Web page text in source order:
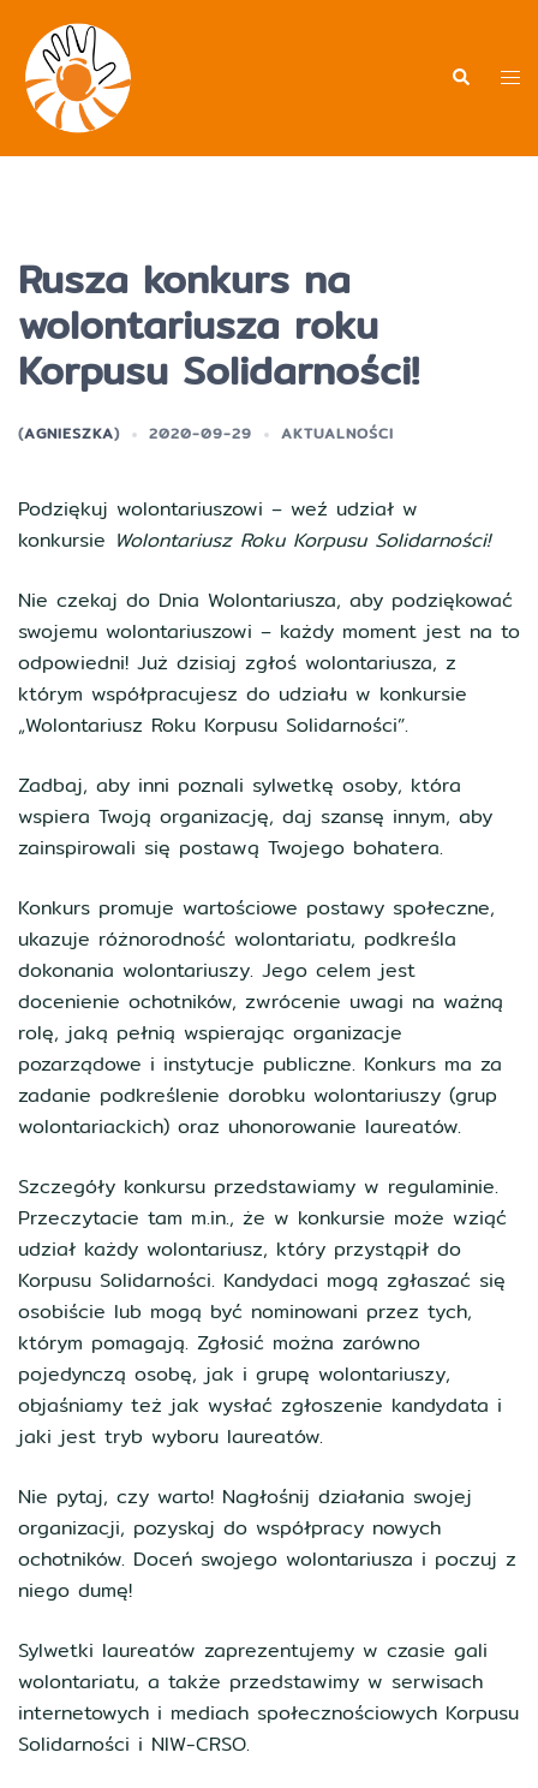
treści
Rusza konkurs na
wolontariusza roku
Korpusu Solidarności!
(AGNIESZKA) 2020-09-29 AKTUALNOŚCI
Podziękuj wolontariuszowi – weź udział w
konkursie Wolontariusz Roku Korpusu Solidarności!
Nie czekaj do Dnia Wolontariusza, aby podziękować
swojemu wolontariuszowi – każdy moment jest na to
odpowiedni! Już dzisiaj zgłoś wolontariusza, z
którym współpracujesz do udziału w konkursie
„Wolontariusz Roku Korpusu Solidarności”.
Zadbaj, aby inni poznali sylwetkę osoby, która
wspiera Twoją organizację, daj szansę innym, aby
zainspirowali się postawą Twojego bohatera.
Konkurs promuje wartościowe postawy społeczne,
ukazuje różnorodność wolontariatu, podkreśla
dokonania wolontariuszy. Jego celem jest
docenienie ochotników, zwrócenie uwagi na ważną
rolę, jaką pełnią wspierając organizacje
pozarządowe i instytucje publiczne. Konkurs ma za
zadanie podkreślenie dorobku wolontariuszy (grup
wolontariackich) oraz uhonorowanie laureatów.
Szczegóły konkursu przedstawiamy w regulaminie.
Przeczytacie tam m.in., że w konkursie może wziąć
udział każdy wolontariusz, który przystąpił do
Korpusu Solidarności. Kandydaci mogą zgłaszać się
osobiście lub mogą być nominowani przez tych,
którym pomagają. Zgłosić można zarówno
pojedynczą osobę, jak i grupę wolontariuszy,
objaśniamy też jak wysłać zgłoszenie kandydata i
jaki jest tryb wyboru laureatów.
Nie pytaj, czy warto! Nagłośnij działania swojej
organizacji, pozyskaj do współpracy nowych
ochotników. Doceń swojego wolontariusza i poczuj z
niego dumę!
Sylwetki laureatów zaprezentujemy w czasie gali
wolontariatu, a także przedstawimy w serwisach
internetowych i mediach społecznościowych Korpusu
Solidarności i NIW-CRSO.